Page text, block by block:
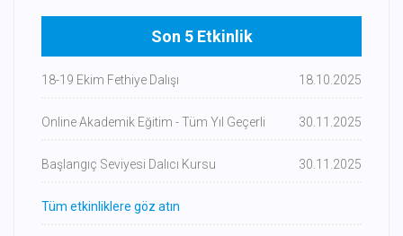
Son 5 Etkinlik
18-19 Ekim Fethiye Dalışı 18.10.2025
Online Akademik Eğitim - Tüm Yıl Geçerli 30.11.2025
Başlangıç Seviyesi Dalıcı Kursu 30.11.2025
Tüm etkinliklere göz atın